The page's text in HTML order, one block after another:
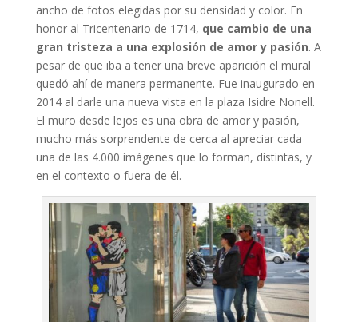
ancho de fotos elegidas por su densidad y color. En
honor al Tricentenario de 1714, que cambio de una
gran tristeza a una explosión de amor y pasión. A
pesar de que iba a tener una breve aparición el mural
quedó ahí de manera permanente. Fue inaugurado en
2014 al darle una nueva vista en la plaza Isidre Nonell.
El muro desde lejos es una obra de amor y pasión,
mucho más sorprendente de cerca al apreciar cada
una de las 4.000 imágenes que lo forman, distintas, y
en el contexto o fuera de él.